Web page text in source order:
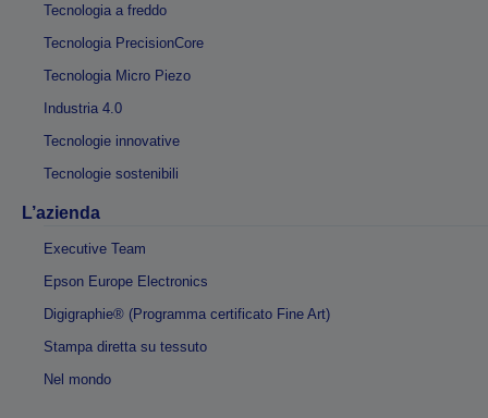
Tecnologia a freddo
Tecnologia PrecisionCore
Tecnologia Micro Piezo
Industria 4.0
Tecnologie innovative
Tecnologie sostenibili
L’azienda
Executive Team
Epson Europe Electronics
Digigraphie® (Programma certificato Fine Art)
Stampa diretta su tessuto
Nel mondo